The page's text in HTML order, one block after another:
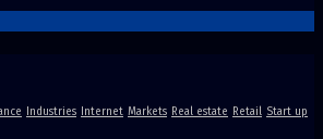
Industries Internet Markets Real estate Retail Start up